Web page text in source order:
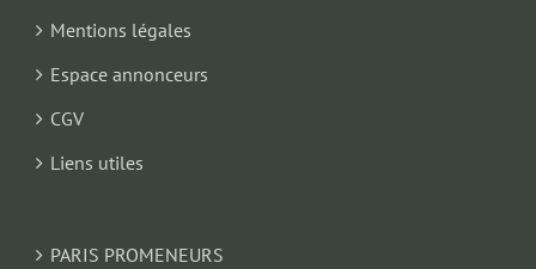
Mentions légales
Espace annonceurs
CGV
Liens utiles
PARIS PROMENEURS